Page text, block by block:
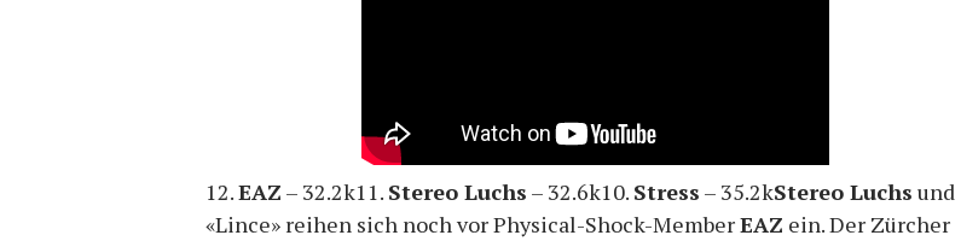
12.EAZ – 32.2k11. Stereo Luchs – 32.6k10. Stress – 35.2kStereo Luchs und
«Lince» reihen sich noch vor Physical-Shock-MemberEAZ ein. Der Zürcher